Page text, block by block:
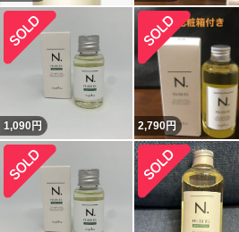
1,090円 2,790円